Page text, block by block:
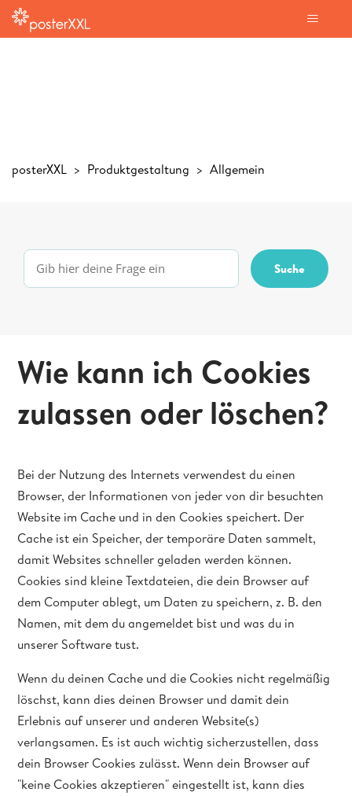
posterXXL Produktgestaltung Allgemein
Wie kann ich Cookies
zulassen oder löschen?
Bei der Nutzung des Internets verwendest du einen
Browser, der Informationen von jeder von dir besuchten
Website im Cache und in den Cookies speichert. Der
Cache ist ein Speicher, der temporäre Daten sammelt,
damit Websites schneller geladen werden können.
Cookies sind kleine Textdateien, die dein Browser auf
dem Computer ablegt, um Daten zu speichern, z. B. den
Namen, mit dem du angemeldet bist und was du in
unserer Software tust.
Wenn du deinen Cache und die Cookies nicht regelmäßig
löschst, kann dies deinen Browser und damit dein
Erlebnis auf unserer und anderen Website(s)
verlangsamen. Es ist auch wichtig sicherzustellen, dass
dein Browser Cookies zulässt. Wenn dein Browser auf
"keine Cookies akzeptieren" eingestellt ist, kann dies